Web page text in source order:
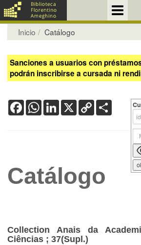
Inicio Catálogo
Sanciones a usuarios con
podrán inscribirse a cursada ni
FacebookWhatsApp
LinkedIn
X Copy
Link
Catálogo
Collection Anais da
Ciências ; 37(Supl.)